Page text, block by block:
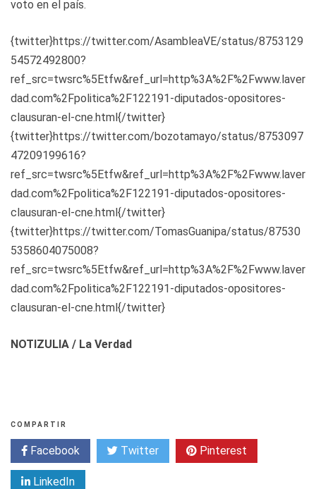
voto en el país.
{twitter}https://twitter.com/AsambleaVE/status/8753129
54572492800?
ref_src=twsrc%5Etfw&ref_url=http%3A%2F%2Fwww.laver
dad.com%2Fpolitica%2F122191-diputados-opositores-
clausuran-el-cne.html{/twitter}
{twitter}https://twitter.com/bozotamayo/status/8753097
47209199616?
ref_src=twsrc%5Etfw&ref_url=http%3A%2F%2Fwww.laver
dad.com%2Fpolitica%2F122191-diputados-opositores-
clausuran-el-cne.html{/twitter}
{twitter}https://twitter.com/TomasGuanipa/status/87530
5358604075008?
ref_src=twsrc%5Etfw&ref_url=http%3A%2F%2Fwww.laver
dad.com%2Fpolitica%2F122191-diputados-opositores-
clausuran-el-cne.html{/twitter}
NOTIZULIA / La Verdad
COMPARTIR
Facebook Twitter Pinterest
LinkedIn